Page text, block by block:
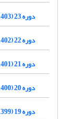
دوره 23 (1403)
دوره 22 (1402)
دوره 21 (1401)
دوره 20 (1400)
دوره 19 (1399)